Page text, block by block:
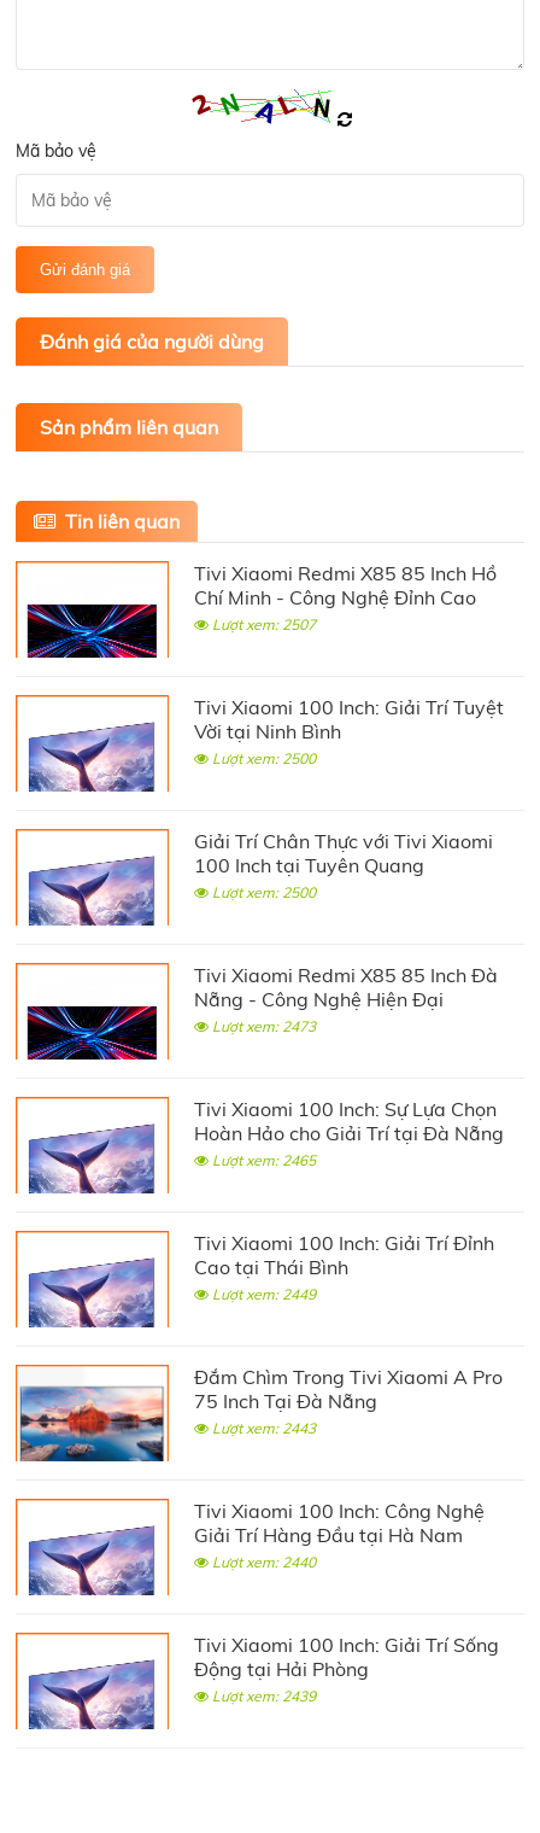
Mã bảo vệ
Gửi đánh giá
Đánh giá của người dùng
Sản phẩm liên quan
Tin liên quan
Tivi Xiaomi Redmi X85 85 Inch Hồ
Chí Minh - Công Nghệ Đỉnh Cao
Lượt xem: 2507
Tivi Xiaomi 100 Inch: Giải Trí Tuyệt
Vời tại Ninh Bình
Lượt xem: 2500
Giải Trí Chân Thực với Tivi Xiaomi
100 Inch tại Tuyên Quang
Lượt xem: 2500
Tivi Xiaomi Redmi X85 85 Inch Đà
Nẵng - Công Nghệ Hiện Đại
Lượt xem: 2473
Tivi Xiaomi 100 Inch: Sự Lựa Chọn
Hoàn Hảo cho Giải Trí tại Đà Nẵng
Lượt xem: 2465
Tivi Xiaomi 100 Inch: Giải Trí Đỉnh
Cao tại Thái Bình
Lượt xem: 2449
Đắm Chìm Trong Tivi Xiaomi A Pro
75 Inch Tại Đà Nẵng
Lượt xem: 2443
Tivi Xiaomi 100 Inch: Công Nghệ
Giải Trí Hàng Đầu tại Hà Nam
Lượt xem: 2440
Tivi Xiaomi 100 Inch: Giải Trí Sống
Động tại Hải Phòng
Lượt xem: 2439